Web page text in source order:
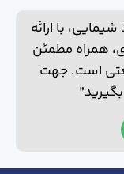
با ارائه
همراه مطمئن
است. جهت